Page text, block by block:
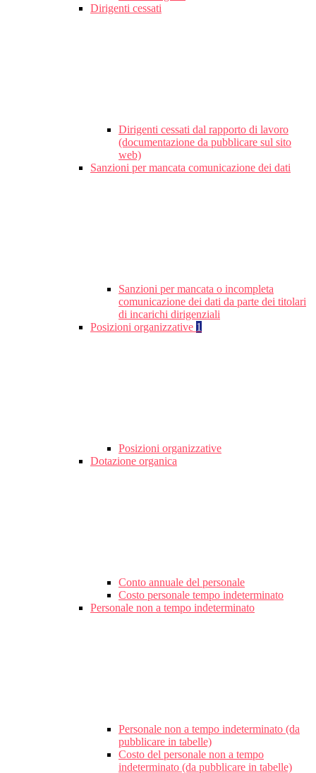
Dirigenti cessati
Dirigenti cessati dal rapporto di lavoro
(documentazione da pubblicare sul sito
web)
Sanzioni per mancata comunicazione dei dati
Sanzioni per mancata o incompleta
comunicazione dei dati da parte dei titolari
di incarichi dirigenziali
Posizioni organizzative 1
Posizioni organizzative
Dotazione organica
Conto annuale del personale
Costo personale tempo indeterminato
Personale non a tempo indeterminato
Personale non a tempo indeterminato (da
pubblicare in tabelle)
Costo del personale non a tempo
indeterminato (da pubblicare in tabelle)